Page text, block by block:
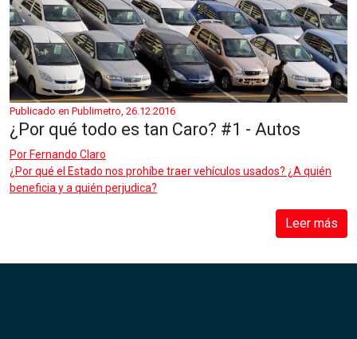
Publicado en Publimetro, 26.12.2016
¿Por qué todo es tan Caro? #1 - Autos
Por Fernando Claro
¿Por qué el Estado nos prohíbe traer vehículos usados? ¿A quién
beneficia y a quién perjudica?
Leer más